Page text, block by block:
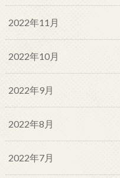
2022年11月
2022年10月
2022年9月
2022年8月
2022年7月